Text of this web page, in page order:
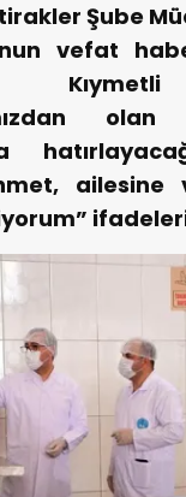
Şube
vefat
ailesine